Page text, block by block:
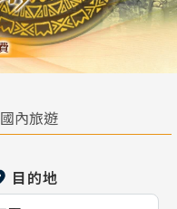
國內旅遊
目的地